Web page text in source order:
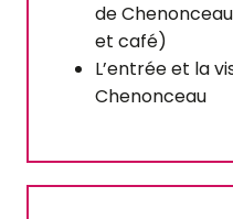
de
et café)
L’entrée et la
Chenonceau